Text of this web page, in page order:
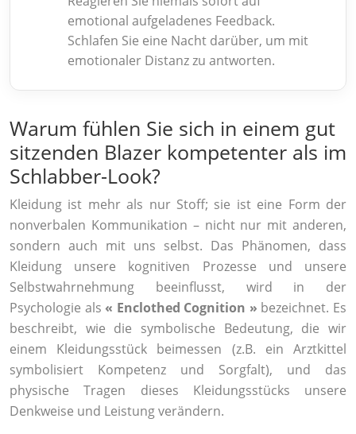
emotional aufgeladenes Feedback.
Schlafen Sie eine Nacht darüber, um mit
emotionaler Distanz zu antworten.
Warum fühlen Sie sich in einem gut
sitzenden Blazer kompetenter als im
Schlabber-Look?
Kleidung ist mehr als nur Stoff; sie ist eine Form der
nonverbalen Kommunikation – nicht nur mit anderen,
sondern auch mit uns selbst. Das Phänomen, dass
Kleidung unsere kognitiven Prozesse und unsere
Selbstwahrnehmung beeinflusst, wird in der
Psychologie als« Enclothed Cognition » bezeichnet. Es
beschreibt, wie die symbolische Bedeutung, die wir
einem Kleidungsstück beimessen (z.B. ein Arztkittel
symbolisiert Kompetenz und Sorgfalt), und das
physische Tragen dieses Kleidungsstücks unsere
Denkweise und Leistung verändern.